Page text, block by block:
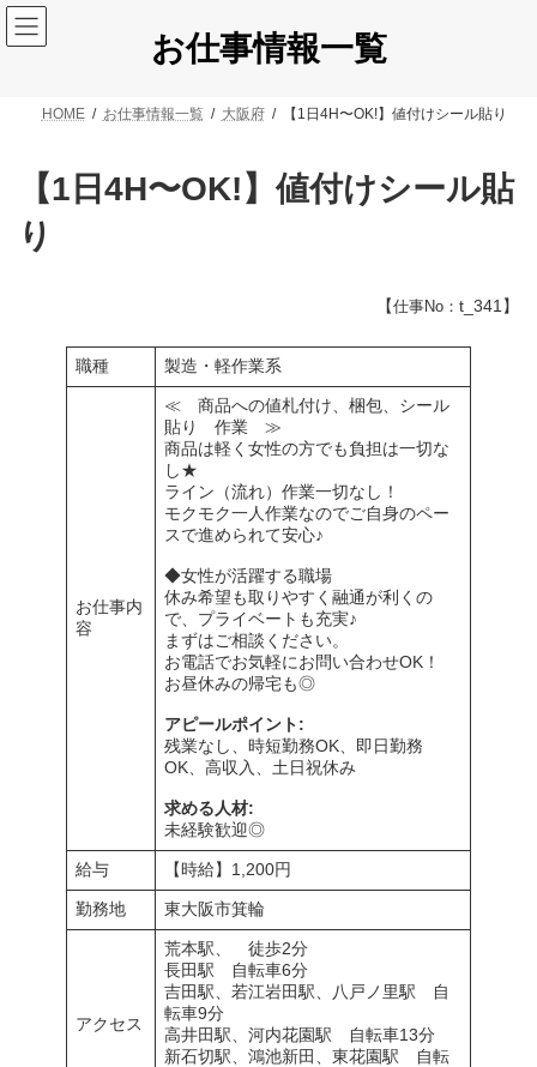
コ
ン
テ
ナ
ビ
ゲ
お仕事情報一覧
HOME お仕事情報一覧 大阪府 【1日4H〜OK!】値付けシール貼り
【1日4H〜OK!】値付けシール貼
り
【仕事No： t_341】
職種 製造・軽作業系
お仕事内
容
≪ 商品への値札付け、梱包、シール
貼り 作業 ≫
商品は軽く女性の方でも負担は一切な
し★
ライン（流れ）作業一切なし！
モクモク一人作業なのでご自身のペー
スで進められて安心♪
◆女性が活躍する職場
休み希望も取りやすく融通が利くの
で、プライベートも充実♪
まずはご相談ください。
お電話でお気軽にお問い合わせOK！
お昼休みの帰宅も◎
アピールポイント:
残業なし、時短勤務OK、即日勤務
OK、高収入、土日祝休み
求める人材:
未経験歓迎◎
給与 【時給】1,200円
勤務地 東大阪市箕輪
アクセス
荒本駅、 徒歩2分
長田駅 自転車6分
吉田駅、若江岩田駅、八戸ノ里駅 自
転車9分
高井田駅、河内花園駅 自転車13分
新石切駅、鴻池新田、東花園駅 自転